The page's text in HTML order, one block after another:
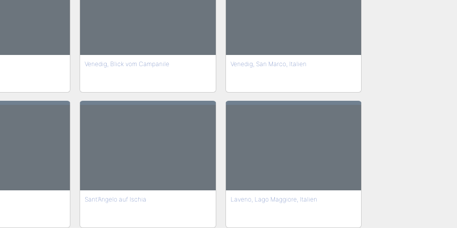
Venedig, Blick vom Campanile Venedig, San Marco, Italien
Sant'Angelo auf Ischia Laveno, Lago Maggiore, Italien